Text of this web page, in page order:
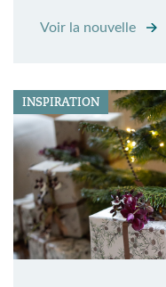
Voir la nouvelle
INSPIRATION